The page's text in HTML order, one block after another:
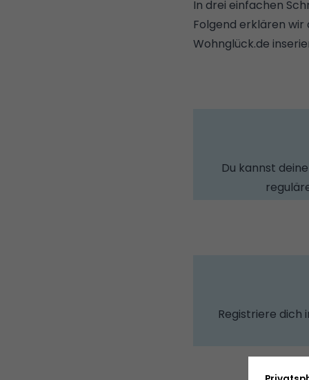
In drei einfachen
Folgend erklären wir
Wohnglück.de
Du kannst
Registriere dich